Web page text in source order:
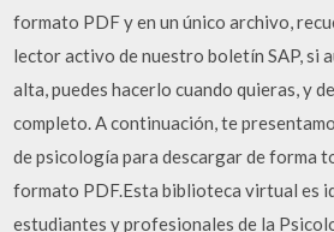
formato PDF y en un único archivo,
lector activo de nuestro boletín SAP, si
alta, puedes hacerlo cuando quieras, y
completo. A continuación, te
de psicología para descargar de forma
formato PDF.Esta biblioteca virtual es
estudiantes y profesionales de la